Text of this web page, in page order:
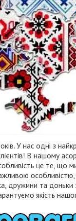
У нас одні з
В нашому
це те, що
дружини та
якість